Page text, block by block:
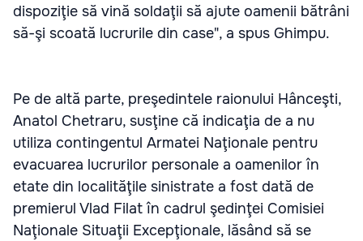
dispoziţie să vină soldaţii să ajute oamenii bătrâni
să-şi scoată lucrurile din case", a spus Ghimpu.
Pe de altă parte, preşedintele raionului Hânceşti,
Anatol Chetraru, susţine că indicaţia de a nu
utiliza contingentul Armatei Naţionale pentru
evacuarea lucrurilor personale a oamenilor în
etate din localităţile sinistrate a fost dată de
premierul Vlad Filat în cadrul şedinţei Comisiei
Naţionale Situaţii Excepţionale, lăsând să se